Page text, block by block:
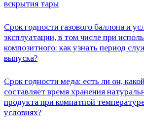
вскрытия тары
Срок годности газового баллона и
эксплуатации, в том числе при
композитного: как узнать период
выпуска?
Срок годности меда: есть ли он,
составляет время хранения
продукта при комнатной
условиях?